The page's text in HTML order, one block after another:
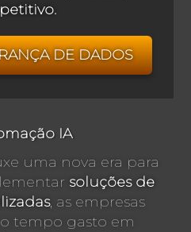
DE DADOS
IA
uma nova era para
soluções de
, as empresas
tempo gasto em